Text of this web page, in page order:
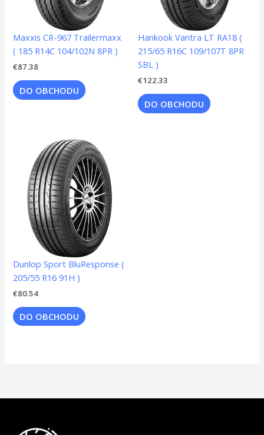
Maxxis CR-967 Trailermaxx
( 185 R14C 104/102N 8PR )
€87.38
DO OBCHODU
Hankook Vantra LT RA18 (
215/65 R16C 109/107T 8PR
SBL )
€122.33
DO OBCHODU
Dunlop Sport BluResponse (
205/55 R16 91H )
€80.54
DO OBCHODU